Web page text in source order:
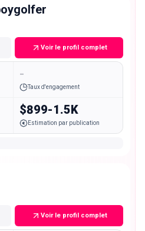
Voir le profil complet
-
Taux d'engagement
$899-1.5K
Estimation par publication
Voir le profil complet